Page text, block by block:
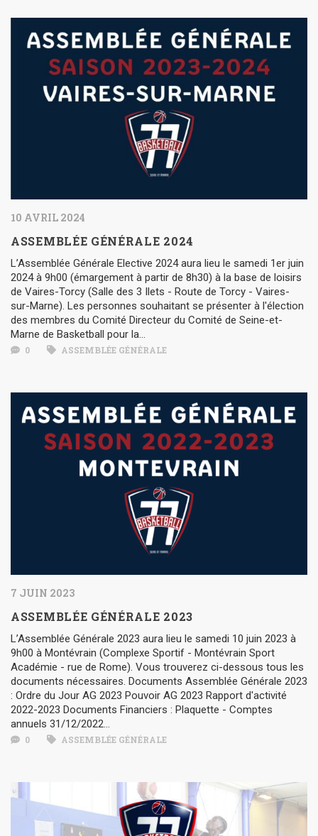
10 AVRIL 2024
ASSEMBLÉE GÉNÉRALE 2024
L’Assemblée Générale Elective 2024 aura lieu le samedi 1er juin
2024 à 9h00 (émargement à partir de 8h30) à la base de loisirs
de Vaires-Torcy (Salle des 3 Ilets - Route de Torcy - Vaires-
sur-Marne). Les personnes souhaitant se présenter à l'élection
des membres du Comité Directeur du Comité de Seine-et-
Marne de Basketball pour la...
0 ASSEMBLÉE GÉNÉRALE
7 JUIN 2023
ASSEMBLÉE GÉNÉRALE 2023
L’Assemblée Générale 2023 aura lieu le samedi 10 juin 2023 à
9h00 à Montévrain (Complexe Sportif - Montévrain Sport
Académie - rue de Rome). Vous trouverez ci-dessous tous les
documents nécessaires. Documents Assemblée Générale 2023
: Ordre du Jour AG 2023 Pouvoir AG 2023 Rapport d'activité
2022-2023 Documents Financiers : Plaquette - Comptes
annuels 31/12/2022...
0 ASSEMBLÉE GÉNÉRALE